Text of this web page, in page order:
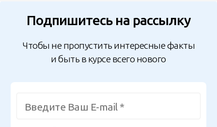
Подпишитесь на рассылку
Чтобы не пропустить интересные факты
и быть в курсе всего нового